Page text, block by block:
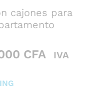
cajones para
CFA Rango
IVA